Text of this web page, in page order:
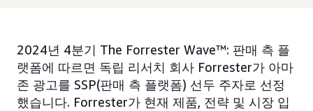
2024년 4분기 The Forrester Wave™: 판매 측 플
랫폼에 따르면 독립 리서치 회사 Forrester가 아마
존 광고를 SSP(판매 측 플랫폼) 선두 주자로 선정
했습니다. Forrester가 현재 제품, 전략 및 시장 입